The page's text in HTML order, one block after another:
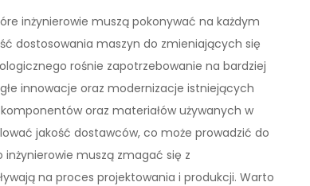
inżynierowie muszą pokonywać na każdym
dostosowania maszyn do zmieniających się
rośnie zapotrzebowanie na bardziej
innowacje oraz modernizacje istniejących
oraz materiałów używanych w
jakość dostawców, co może prowadzić do
muszą zmagać się z
na proces projektowania i produkcji. Warto